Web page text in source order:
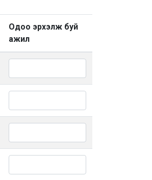
Одоо эрхэлж буй
ажил